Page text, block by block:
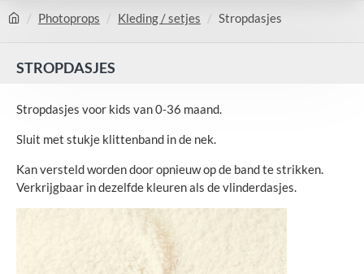
Photoprops Kleding / setjes Stropdasjes
STROPDASJES
Stropdasjes voor kids van 0-36 maand.
Sluit met stukje klittenband in de nek.
Kan versteld worden door opnieuw op de band te strikken.
Verkrijgbaar in dezelfde kleuren als de vlinderdasjes.